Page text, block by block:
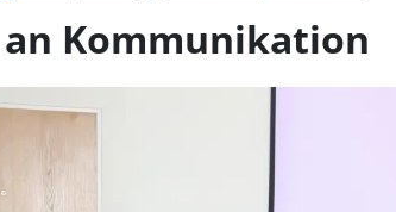
Kommunikation